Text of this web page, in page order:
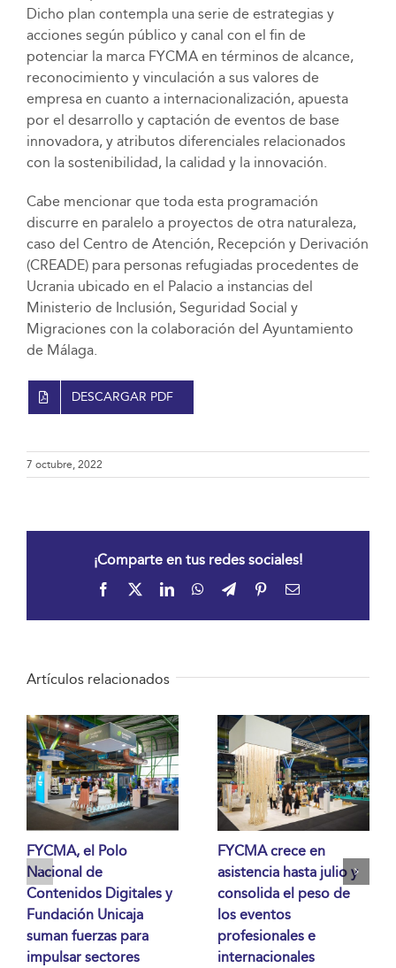
Dicho plan contempla una serie de estrategias y
acciones según público y canal con el fin de
potenciar la marca FYCMA en términos de alcance,
reconocimiento y vinculación a sus valores de
empresa en cuanto a internacionalización, apuesta
por el desarrollo y captación de eventos de base
innovadora, y atributos diferenciales relacionados
con la sostenibilidad, la calidad y la innovación.
Cabe mencionar que toda esta programación
discurre en paralelo a proyectos de otra naturaleza,
caso del Centro de Atención, Recepción y Derivación
(CREADE) para personas refugiadas procedentes de
Ucrania ubicado en el Palacio a instancias del
Ministerio de Inclusión, Seguridad Social y
Migraciones con la colaboración del Ayuntamiento
de Málaga.
DESCARGAR PDF
7 octubre, 2022
¡Comparte en tus redes sociales!
Facebook LinkedInWhatsApp
TelegramPinterestCorreo
Artículos relacionados
FYCMA, el Polo
Nacional de
Contenidos Digitales y
Fundación Unicaja
suman fuerzas para
impulsar sectores
FYCMA crece en
asistencia hasta julio y
consolida el peso de
los eventos
profesionales e
internacionales